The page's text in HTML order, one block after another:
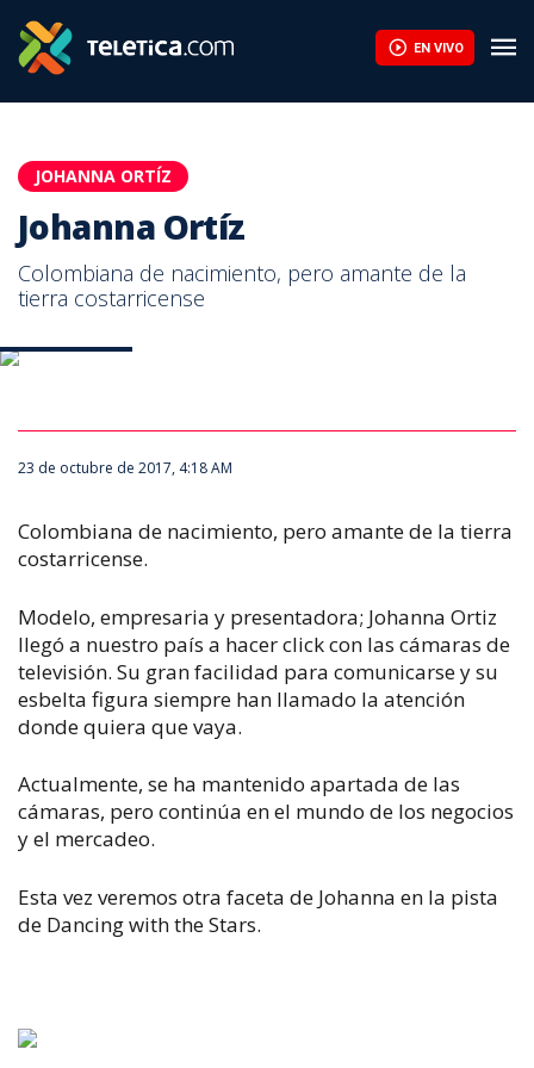
EN VIVO
JOHANNA ORTÍZ
Johanna Ortíz
Colombiana de nacimiento, pero amante de la
tierra costarricense
23 de octubre de 2017, 4:18 AM
Colombiana de nacimiento, pero amante de la tierra
costarricense.
Modelo, empresaria y presentadora; Johanna Ortiz
llegó a nuestro país a hacer click con las cámaras de
televisión. Su gran facilidad para comunicarse y su
esbelta figura siempre han llamado la atención
donde quiera que vaya.
Actualmente, se ha mantenido apartada de las
cámaras, pero continúa en el mundo de los negocios
y el mercadeo.
Esta vez veremos otra faceta de Johanna en la pista
de Dancing with the Stars.